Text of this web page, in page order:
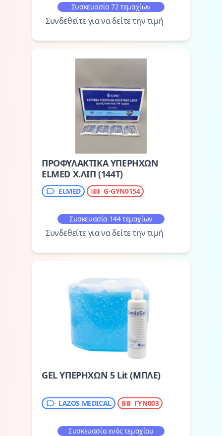
Συσκευασία 72 τεμαχίων
Συνδεθείτε για να δείτε την τιμή
ΠΡΟΦΥΛΑΚΤΙΚΑ ΥΠΕΡΗΧΩΝ
ELMED Χ.ΛΙΠ (144T)
ELMED G-GYN0154
Συσκευασία 144 τεμαχίων
Συνδεθείτε για να δείτε την τιμή
GEL ΥΠΕΡΗΧΩΝ 5 Lit (ΜΠΛΕ)
LAZOS MEDICAL ΓΥΝ003
Συσκευασία ενός τεμαχίου